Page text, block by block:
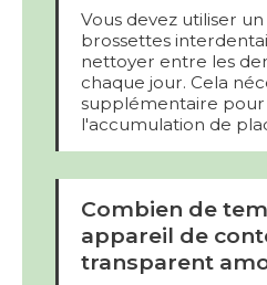
Vous devez utiliser
brossettes
nettoyer entre les
chaque jour. Cela
supplémentaire
l'accumulation de
Combien de
appareil de
transparent